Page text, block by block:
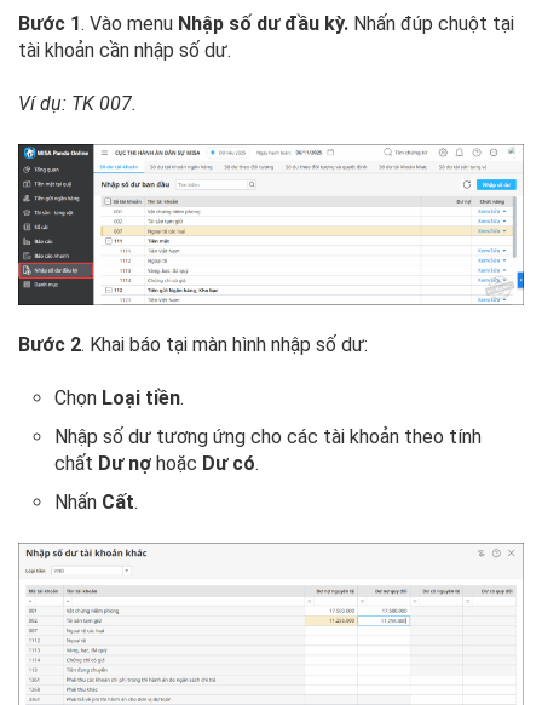
Bước 1. Vào menu Nhập số dư đầu kỳ. Nhấn đúp chuột tại
tài khoản cần nhập số dư.
Ví dụ: TK 007.
Bước 2. Khai báo tại màn hình nhập số dư:
Chọn Loại tiền.
Nhập số dư tương ứng cho các tài khoản theo tính
chất Dư nợ hoặc Dư có.
Nhấn Cất.